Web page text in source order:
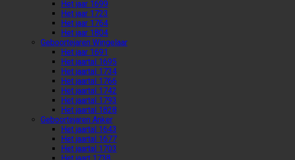
Het jaar 1699
Het jaar 1723
Het jaar 1764
Het jaar 1804
Geboortejaren Wingelaar
Het jaar 1691
Het jaartal 1695
Het jaartal 1734
Het jaartal 1766
Het jaartal 1742
Het jaartal 1793
Het jaartal 1828
Geboortejaren Anker
Het jaartal 1643
Het jaartal 1677
Het jaartal 1703